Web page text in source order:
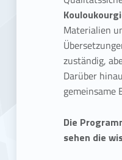
Materialien
zuständig,
Darüber
gemeinsame
Die
sehen die